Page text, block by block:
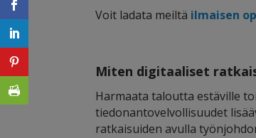
Voit ladata meiltä ilmaisen
Miten digitaaliset
Harmaata taloutta estäville
tiedonantovelvollisuudet
ratkaisuiden avulla